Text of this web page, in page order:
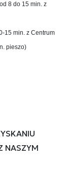
8 do 15 min. z
15 min. z Centrum
pieszo)
NASZYM